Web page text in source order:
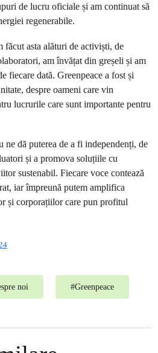
de lucru oficiale și am continuat să
regenerabile.
făcut asta alături de activiști, de
am învățat din greșeli și am
fiecare dată. Greenpeace a fost și
despre oameni care vin
lucrurile care sunt importante pentru
dă puterea de a fi independenți, de
și a promova soluțiile cu
sustenabil. Fiecare voce contează
iar împreună putem amplifica
și corporațiilor care pun profitul
noi #Greenpeace